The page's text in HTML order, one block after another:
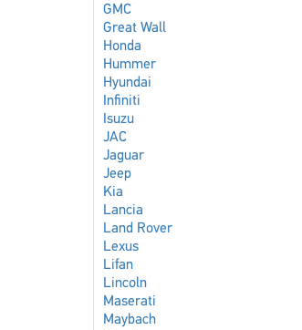
GMC
Great Wall
Honda
Hummer
Hyundai
Infiniti
Isuzu
JAC
Jaguar
Jeep
Kia
Lancia
Land Rover
Lexus
Lifan
Lincoln
Maserati
Maybach